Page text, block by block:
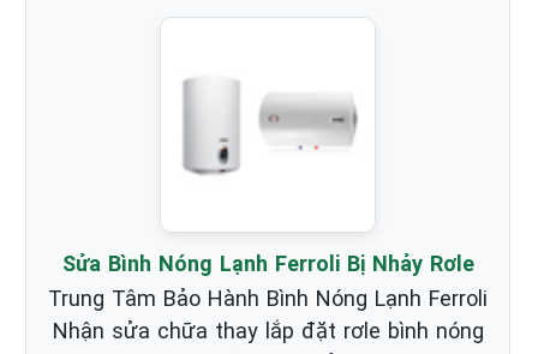
Sửa Bình Nóng Lạnh Ferroli Bị Nhảy Rơle
Trung Tâm Bảo Hành Bình Nóng Lạnh Ferroli
Nhận sửa chữa thay lắp đặt rơle bình nóng